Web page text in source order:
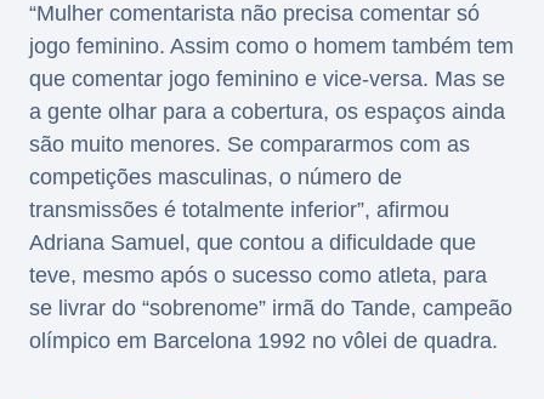
“Mulher comentarista não precisa comentar só
jogo feminino. Assim como o homem também tem
que comentar jogo feminino e vice-versa. Mas se
a gente olhar para a cobertura, os espaços ainda
são muito menores. Se compararmos com as
competições masculinas, o número de
transmissões é totalmente inferior”, afirmou
Adriana Samuel, que contou a dificuldade que
teve, mesmo após o sucesso como atleta, para
se livrar do “sobrenome” irmã do Tande, campeão
olímpico em Barcelona 1992 no vôlei de quadra.